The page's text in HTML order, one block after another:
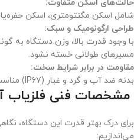
حالت‌های اسکن متفاوت:
شامل اسکن مگنتومتری، اسکن
طراحی ارگونومیک و سبک:
با وجود قدرت بالا، وزن دستگاه به
مسیرهای طولانی خسته نشود.
مقاومت در برابر شرایط سخت:
بدنه ضد آب و گرد و غبار (IP67) مناسب برای کویر، جنگل و کوهستان.
مشخصات فنی فلزیاب
برای درک بهتر قدرت این دستگاه،
می‌اندازیم: